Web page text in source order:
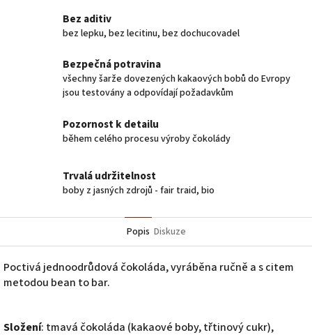
Bez aditiv
bez lepku, bez lecitinu, bez dochucovadel
Bezpečná potravina
všechny šarže dovezených kakaových bobů do Evropy
jsou testovány a odpovídají požadavkům
Pozornost k detailu
během celého procesu výroby čokolády
Trvalá udržitelnost
boby z jasných zdrojů - fair traid, bio
Popis Diskuze
Poctivá jednoodrůdová čokoláda, vyráběna ručně a s citem
metodou bean to bar.
Složení: tmavá čokoláda (kakaové boby, třtinový cukr),